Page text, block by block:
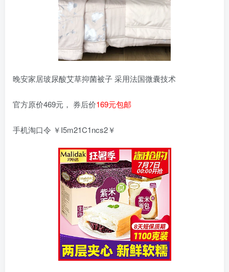
晚安家居玻尿酸艾草抑菌被子 采用法国微囊技术
官方原价469元， 券后价169元包邮
手机淘口令 ￥I5m21C1ncs2￥